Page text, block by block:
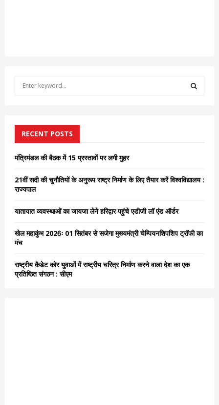
f
o
C
RECENT POSTS
मंत्रिमंडल की बैठक में 15 प्रस्तावों पर लगी मुहर
21वीं सदी की चुनौतियों के अनुरूप राष्ट्र निर्माण के लिए तैयार करें विश्वविद्यालय :
राज्यपाल
यातायात व्यवस्थाओं का जायजा लेने हरिद्वार पहुंचे एडीजी लॉ एंड ऑर्डर
खेल महाकुंभ 2026ः 01 सितंबर से सजेगा मुख्यमंत्री चेम्पियनशिपशिप ट्रॉफी का
मंच
राष्ट्रीय कैडेट कोर युवाओं में राष्ट्रीय चरित्र निर्माण करने वाला देश का एक
प्रतिष्ठित संगठन : सीएम